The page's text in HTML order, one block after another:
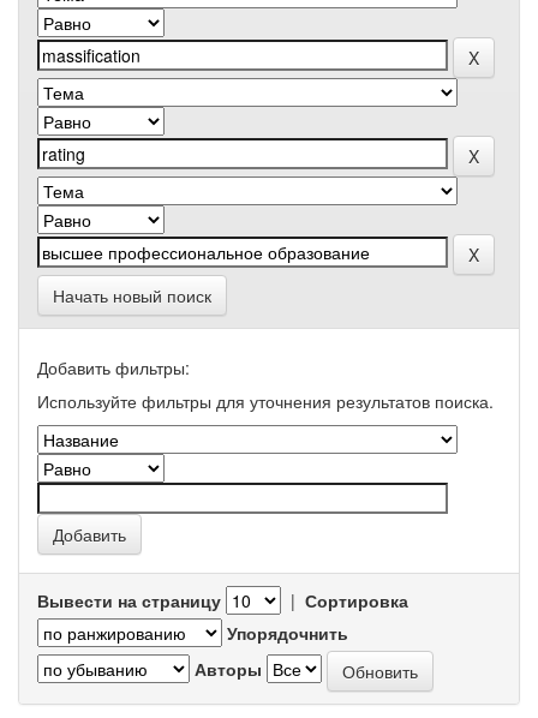
Начать новый поиск
Добавить фильтры:
Используйте фильтры для уточнения результатов поиска.
Вывести на страницу | Сортировка
Упорядочнить
Авторы